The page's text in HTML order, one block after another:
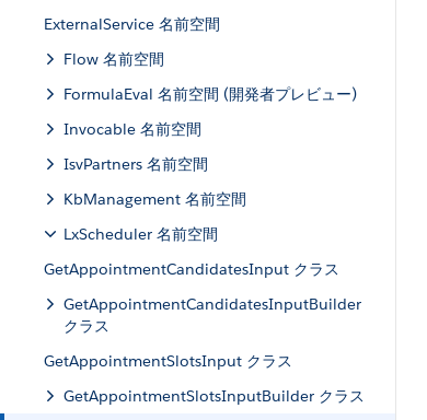
ExternalService 名前空間
Flow 名前空間
FormulaEval 名前空間 (開発者プレビュー)
Invocable 名前空間
IsvPartners 名前空間
KbManagement 名前空間
LxScheduler 名前空間
GetAppointmentCandidatesInput クラス
GetAppointmentCandidatesInputBuilder
クラス
GetAppointmentSlotsInput クラス
GetAppointmentSlotsInputBuilder クラス